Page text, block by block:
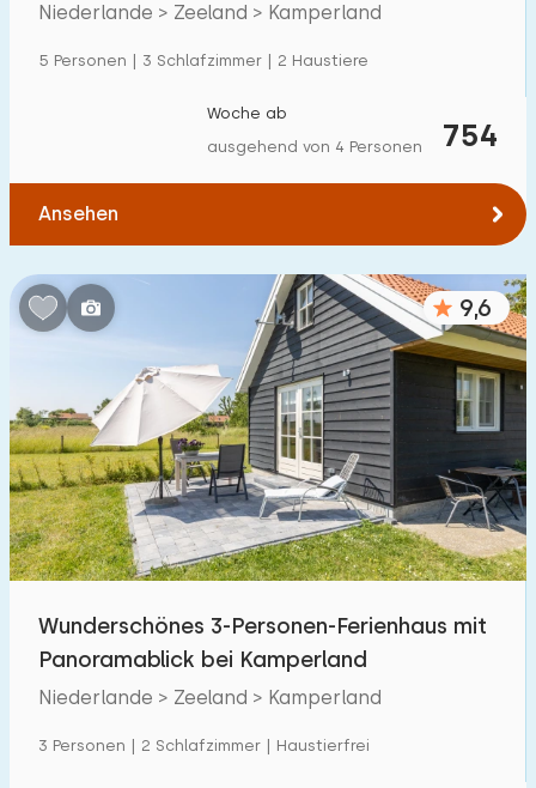
Niederlande > Zeeland > Kamperland
5 Personen | 3 Schlafzimmer | 2 Haustiere
754
Woche ab
ausgehend von 4 Personen
Ansehen
9,6
Wunderschönes 3-Personen-Ferienhaus mit
Panoramablick bei Kamperland
Niederlande > Zeeland > Kamperland
3 Personen | 2 Schlafzimmer | Haustierfrei